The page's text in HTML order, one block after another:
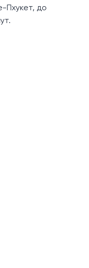
Пхукет, до